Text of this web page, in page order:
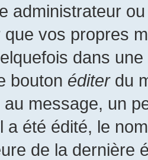
administrateur
vos propres
dans
bouton éditerdu
message, un
a été édité, le
de la dernière